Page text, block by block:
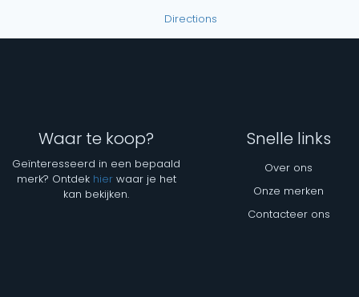
Directions
Waar te koop?
Geïnteresseerd in een bepaald
merk? Ontdek hierwaar je het
kan bekijken.
Snelle links
Over ons
Onze merken
Contacteer ons